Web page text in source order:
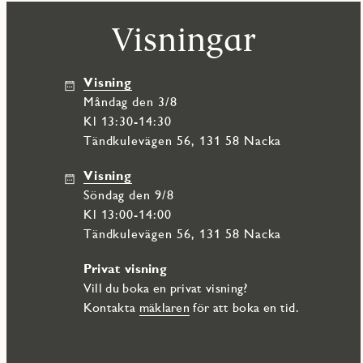
Miljörum för källsortering och cykel- och barnvagnsförråd samt
kommersiell lokal som ska hyras ut för exempelvis
Grundutbud med TV, IP-telefoni och bredband erbjuds via Telia
samt naturen med Nyckelviken och vattnet vid Nacka Strand.
pendelbåten till Nybroviken och blivande tunnelbana inom nära
Visningar
Visning
måndag den 3/8
Kl 13:30-14:30
Tändkulevägen 56, 131 58 Nacka
Visning
söndag den 9/8
Kl 13:00-14:00
Tändkulevägen 56, 131 58 Nacka
Privat visning
Vill du boka en privat visning?
Kontakta mäklaren för att boka en tid.